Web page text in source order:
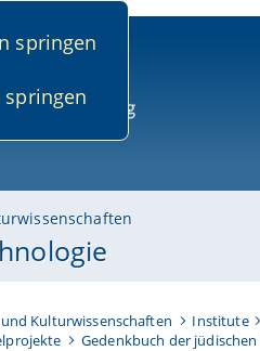
springen
Kulturwissenschaften Institute
Gedenkbuch der